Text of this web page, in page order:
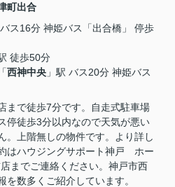
町出合
バス16分 神姫バス「出合橋」 停歩
徒歩50分
「西神中央 」駅 バス20分 神姫バス
まで徒歩7分です。自走式駐車場
停徒歩3分以内なので天気が悪い
。上階無しの物件です。より詳し
はハウジングサポート神戸 ホー
までご連絡ください。神戸市西
を数多くご紹介しています。